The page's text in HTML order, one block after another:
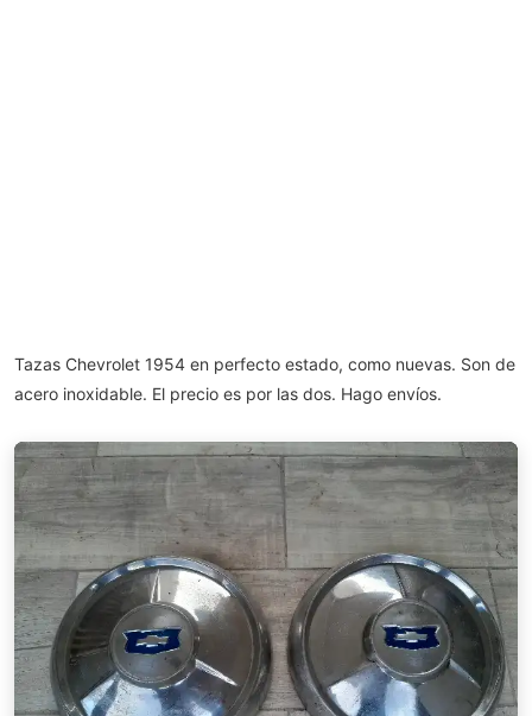
Tazas Chevrolet 1954 en perfecto estado, como nuevas. Son de
acero inoxidable. El precio es por las dos. Hago envíos.